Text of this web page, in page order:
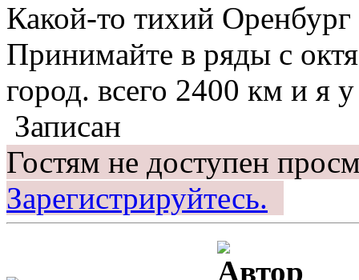
Какой-то тихий Оренбург
Принимайте в ряды с
город. всего 2400 км и я у
Записан
Гостям не доступен
Зарегистрируйтесь.